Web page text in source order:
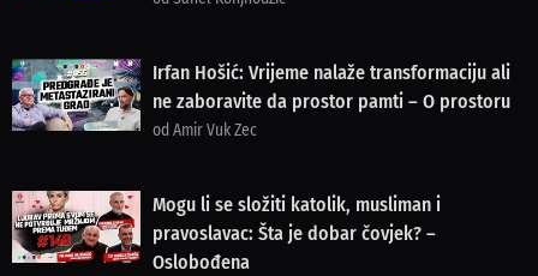
Irfan Hošić: Vrijeme nalaže transformaciju ali
ne zaboravite da prostor pamti – O prostoru
od Amir Vuk Zec
Mogu li se složiti katolik, musliman i
pravoslavac: Šta je dobar čovjek? –
Oslobođena